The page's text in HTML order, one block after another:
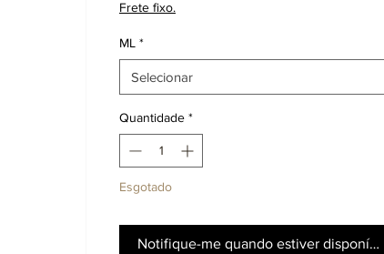
Frete fixo.
ML *
Selecionar
Quantidade *
Esgotado
Notifique-me quando estiver disponível